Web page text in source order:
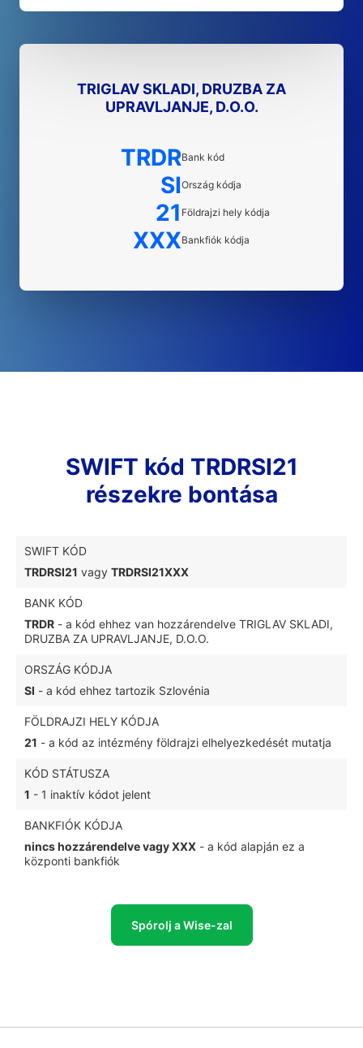
TRIGLAV SKLADI, DRUZBA ZA
UPRAVLJANJE, D.O.O.
TRDRBank kód
SIOrszág kódja
21 Földrajzi hely kódja
XXXBankfiók kódja
SWIFT kód TRDRSI21
részekre bontása
SWIFT KÓD
TRDRSI21 vagy TRDRSI21XXX
BANK KÓD
TRDR - a kód ehhez van hozzárendelve TRIGLAV SKLADI,
DRUZBA ZA UPRAVLJANJE, D.O.O.
ORSZÁG KÓDJA
SI - a kód ehhez tartozik Szlovénia
FÖLDRAJZI HELY KÓDJA
21 - a kód az intézmény földrajzi elhelyezkedését mutatja
KÓD STÁTUSZA
1 - 1 inaktív kódot jelent
BANKFIÓK KÓDJA
nincs hozzárendelve vagy XXX - a kód alapján ez a
központi bankfiók
Spórolj a Wise-zal